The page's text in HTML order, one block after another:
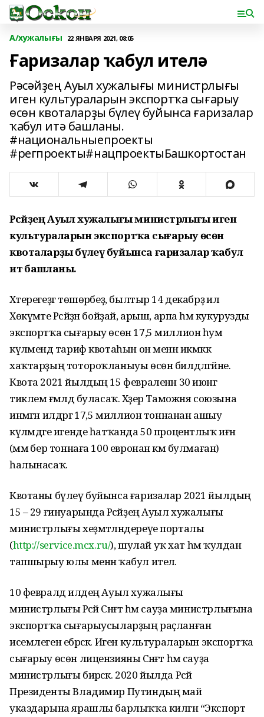
А/хужалығы 22 ЯНВАРЯ 2021, 08:05
Ғаризалар ҡабул ителә
Рәсәйҙең Ауыл хужалығы министрлығы
иген культураларын экспортҡа сығарыу
өсөн квоталарҙы бүлеү буйынса ғаризалар
ҡабул итә башланы.
#национальныепроекты
#регпроекты#нацпроектыБашкортостан
Рәсәйҙең Ауыл хужалығы министрлығы иген
культураларын экспортҡа сығарыу өсөн
квоталарҙы бүлеү буйынса ғаризалар ҡабул
итә башланы.
Хәтерегеҙгә төшөрәбеҙ, былтыр 14 декабрҙә ил
Хөкүмәте Рәсәйҙән бойҙай, арыш, арпа һәм кукурузды
экспортҡа сығарыу өсөн 17,5 миллион һум
күләмендә тариф квотаһын он менән икмәккә
хаҡтарҙың тотороҡланыуы өсөн билдәләгәйне.
Квота 2021 йылдың 15 февраленән 30 июнгә
тиклем ғәмәлдә буласаҡ. Хәҙер Таможня союзына
инмәгән илдәргә 17,5 миллион тоннанан ашыу
күләмдәге игенде һатҡанда 50 процентлыҡ иғәнә
(әммә бер тоннаға 100 евронан кәм булмаған)
һалынасаҡ.
Квотаны бүлеү буйынса ғаризалар 2021 йылдың
15 – 29 ғинуарында Рәсәйҙең Ауыл хужалығы
министрлығы хеҙмәтләндереүе порталы
(http://service.mcx.ru/), шулай уҡ хат һәм ҡулдан
тапшырыу юлы менән ҡабул ителә.
10 февралдә илдең Ауыл хужалығы
министрлығы Рәсәй Сәнәғәт һәм сауҙа министрлығына
экспортҡа сығарыусыларҙың раҫланған
исемлеген ебәрәсәк. Иген культураларын экспортҡа
сығарыу өсөн лицензияны Сәнәғәт һәм сауҙа
министрлығы бирәсәк. 2020 йылда Рәсәй
Президенты Владимир Путиндың май
указдарына ярашлы барлыҡҡа килгән “Экспорт